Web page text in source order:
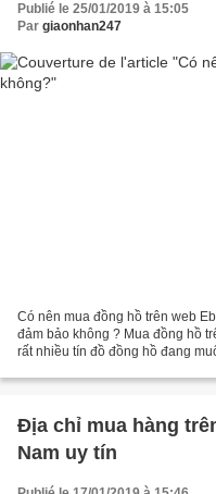
Publié le 25/01/2019 à 15:05
Par giaonhan247
Có nên mua đồng hồ trên web
đảm bảo không ? Mua đồng hồ
rất nhiều tín đồ đồng hồ đang
Địa chỉ mua hàng
Nam uy tín